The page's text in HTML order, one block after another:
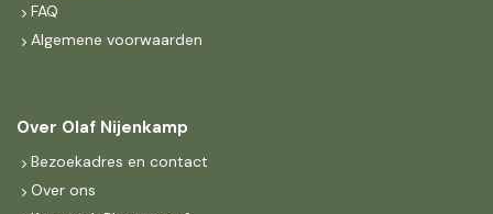
FAQ
Algemene voorwaarden
Over Olaf Nijenkamp
Bezoekadres en contact
Over ons